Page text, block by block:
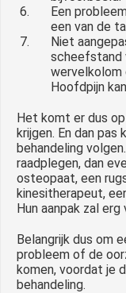
Een
een van de
Niet
scheefstand
Hoofdpijn
Het komt er dus
krijgen. En dan pas
behandeling
raadplegen, dan
osteopaat, een
kinesitherapeut,
Hun aanpak zal erg
Belangrijk dus om
probleem of de
komen, voordat je
behandeling.